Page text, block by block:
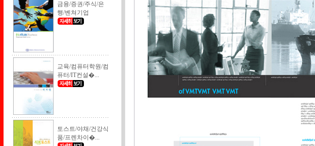
금융/증권/주식/은
행/벤쳐기업
교육/컴퓨터학원/컴
퓨터/IT컨설�...
토스트/야채/건강식
품/프렌차이�...